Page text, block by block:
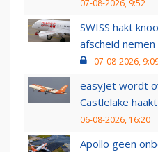
07-08-2026, 9:52
SWISS hakt
afscheid
07-08-2026,
easyJet wordt
Castlelake
06-08-2026, 16:20
Apollo geen